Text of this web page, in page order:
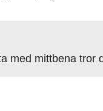
med mittbena tror